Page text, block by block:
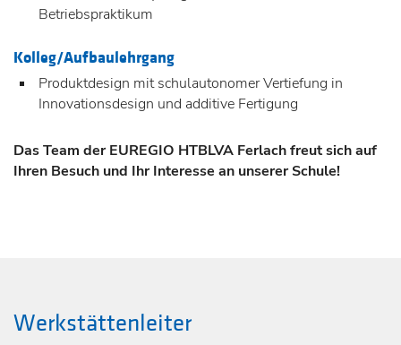
Betriebspraktikum
Kolleg/Aufbaulehrgang
Produktdesign mit schulautonomer Vertiefung in
Innovationsdesign und additive Fertigung
Das Team der EUREGIO HTBLVA Ferlach freut sich auf
Ihren Besuch und Ihr Interesse an unserer Schule!
Werkstättenleiter